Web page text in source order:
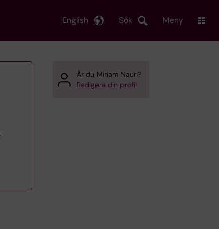
Sök
English Meny
Är du Miriam Nauri?
Redigera din profil